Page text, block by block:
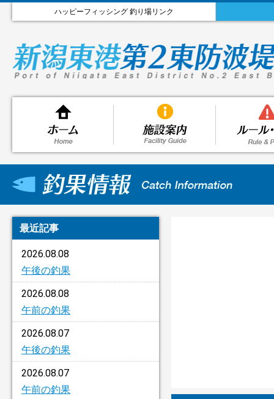
ハッピーフィッシング 釣り場リンク
最近記事
2026.08.08
午後の釣果
2026.08.08
午前の釣果
2026.08.07
午後の釣果
2026.08.07
午前の釣果